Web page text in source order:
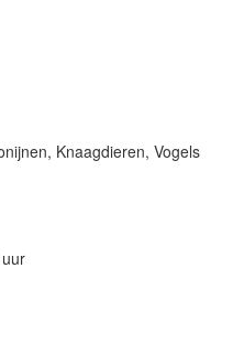
Knaagdieren, Vogels